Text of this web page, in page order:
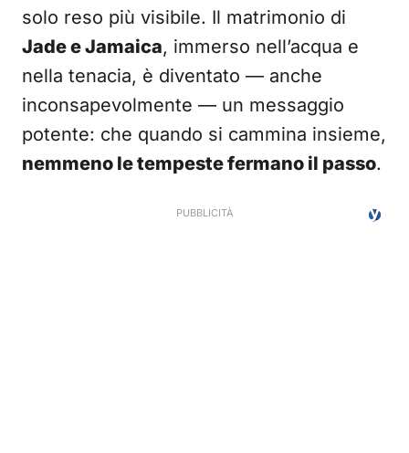
solo reso più visibile. Il matrimonio di
Jade e Jamaica, immerso nell’acqua e
nella tenacia, è diventato — anche
inconsapevolmente — un messaggio
potente: che quando si cammina insieme,
nemmeno le tempeste fermano il passo.